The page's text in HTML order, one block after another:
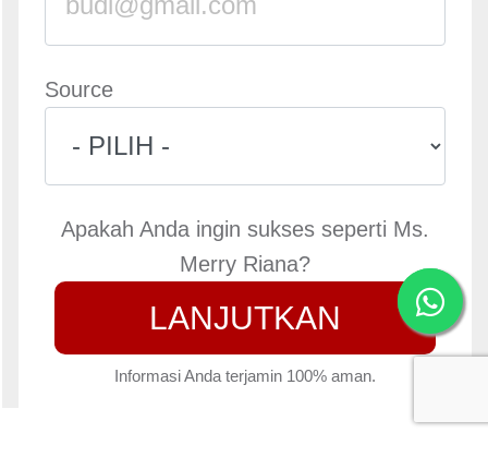
Source
Apakah Anda ingin sukses seperti Ms.
Merry Riana?
LANJUTKAN
Informasi Anda terjamin 100% aman.